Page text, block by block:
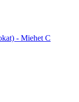
- Miehet C